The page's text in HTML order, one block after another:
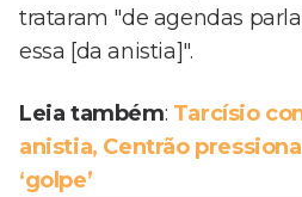
trataram "de agendas
essa [da anistia]".
Leia também: Tarcísio
anistia, Centrão
‘golpe’